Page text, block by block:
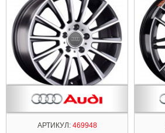
АРТИКУЛ:469948